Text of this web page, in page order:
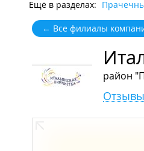
Ещё в разделах:
← Все филиалы
район